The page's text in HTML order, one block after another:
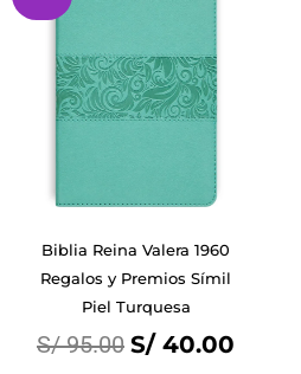
Biblia Reina Valera 1960
Regalos y Premios Símil
Piel Turquesa
S/95.00
S/ 95.00.
S/40.00